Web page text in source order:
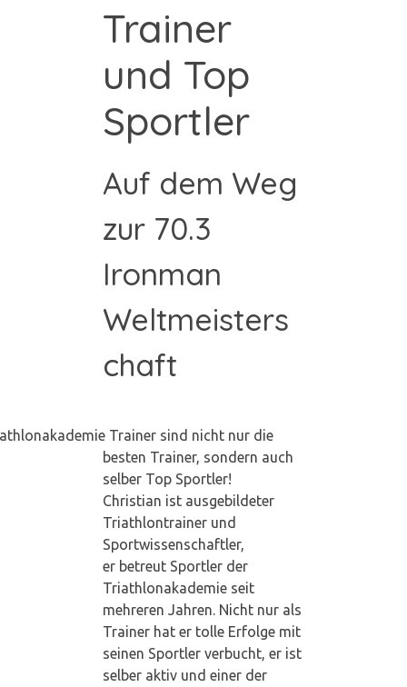
i
s
t
a
n
T
r
n
k
–
T
r
Trainer
und Top
Sportler
Auf dem Weg
zur 70.3
Ironman
Weltmeisters
chaft
Trainer sind nicht nur die
besten Trainer, sondern auch
selber Top Sportler!
Christian ist ausgebildeter
Triathlontrainer und
Sportwissenschaftler,
er betreut Sportler der
Triathlonakademie seit
mehreren Jahren. Nicht nur als
Trainer hat er tolle Erfolge mit
seinen Sportler verbucht, er ist
selber aktiv und einer der